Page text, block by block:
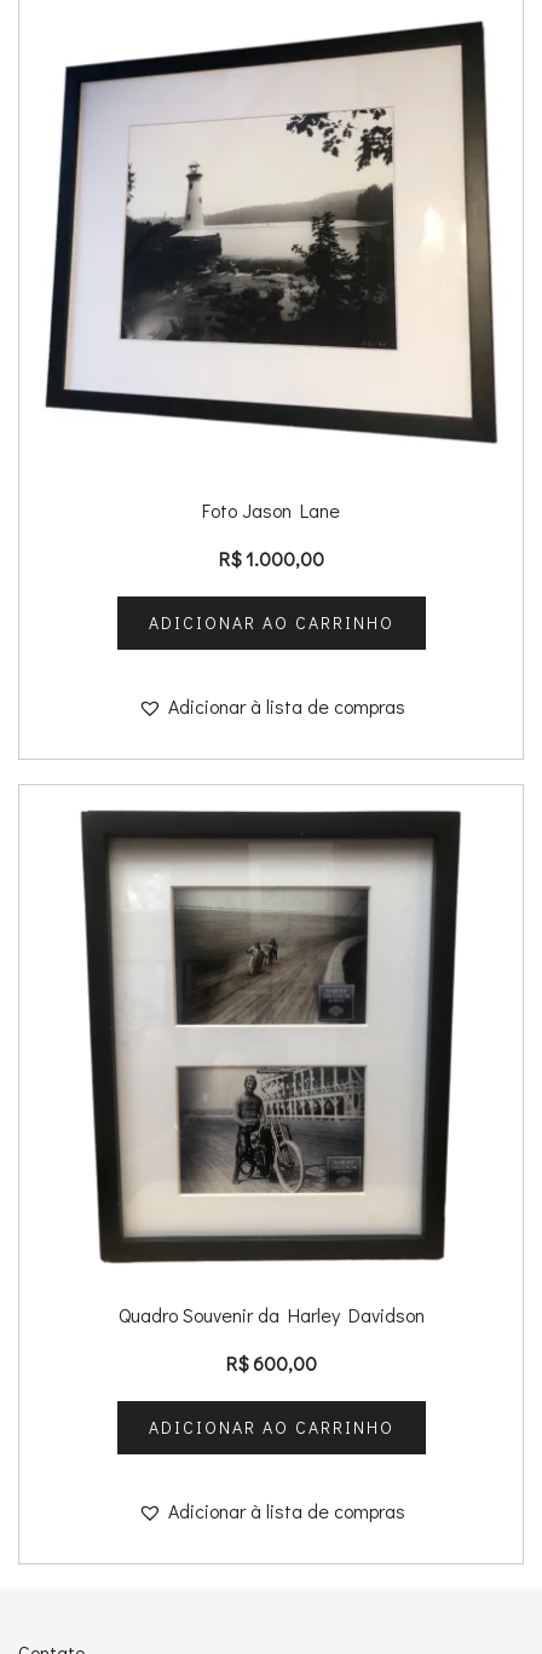
Foto Jason Lane
R$1.000,00
ADICIONAR AO CARRINHO
Adicionar à lista de compras
Quadro Souvenir da Harley Davidson
R$600,00
ADICIONAR AO CARRINHO
Adicionar à lista de compras